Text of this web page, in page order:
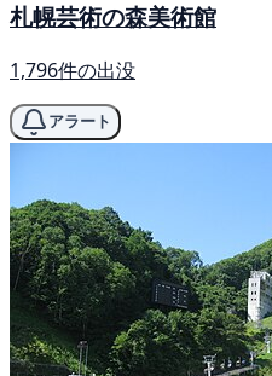
札幌芸術の森美術館
1,796件の出没
アラート